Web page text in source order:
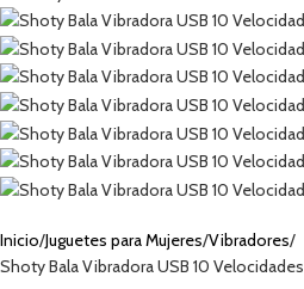
Inicio Juguetes para Mujeres Vibradores
Shoty Bala Vibradora USB 10 Velocidades